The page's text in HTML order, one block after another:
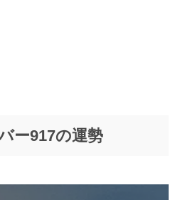
ー917の運勢